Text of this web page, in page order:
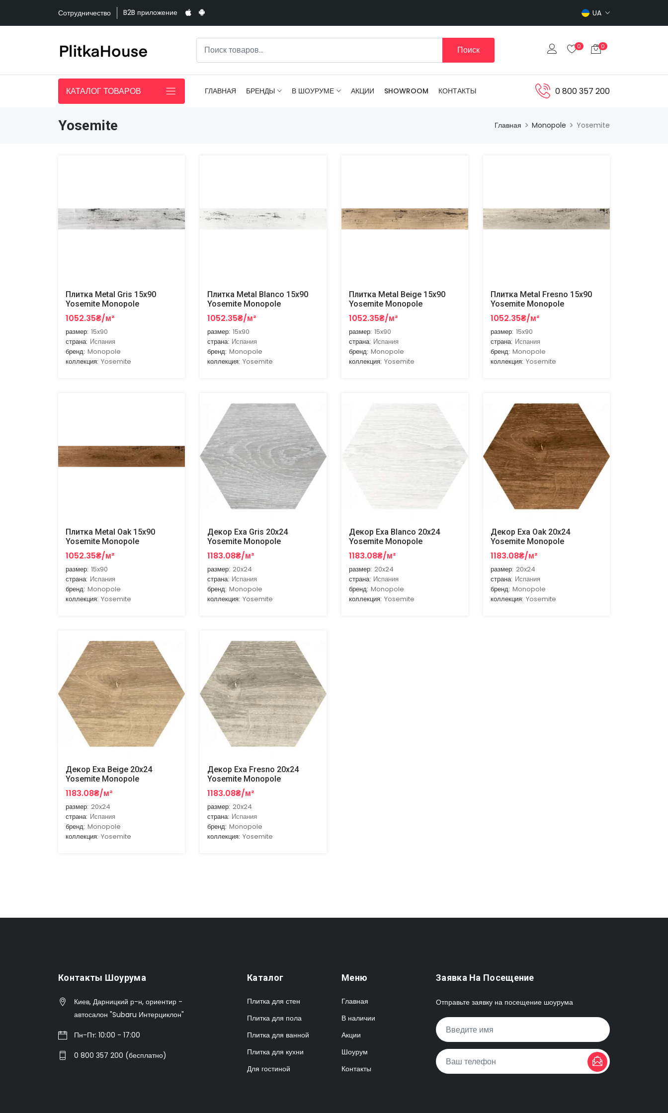
Сотрудничество B2B приложение UA
Поиск 0 0
КАТАЛОГ ТОВАРОВ ГЛАВНАЯ БРЕНДЫ В ШОУРУМЕ АКЦИИ SHOWROOM КОНТАКТЫ 0 800 357 200
Yosemite Главная Monopole Yosemite
Плитка Metal Gris 15x90
Yosemite Monopole
1052.35₴/м²
размер: 15x90
страна: Испания
бренд: Monopole
коллекция: Yosemite
Плитка Metal Blanco 15x90
Yosemite Monopole
1052.35₴/м²
размер: 15x90
страна: Испания
бренд: Monopole
коллекция: Yosemite
Плитка Metal Beige 15x90
Yosemite Monopole
1052.35₴/м²
размер: 15x90
страна: Испания
бренд: Monopole
коллекция: Yosemite
Плитка Metal Fresno 15x90
Yosemite Monopole
1052.35₴/м²
размер: 15x90
страна: Испания
бренд: Monopole
коллекция: Yosemite
Плитка Metal Oak 15x90
Yosemite Monopole
1052.35₴/м²
размер: 15x90
страна: Испания
бренд: Monopole
коллекция: Yosemite
Декор Exa Gris 20x24
Yosemite Monopole
1183.08₴/м²
размер: 20x24
страна: Испания
бренд: Monopole
коллекция: Yosemite
Декор Exa Blanco 20x24
Yosemite Monopole
1183.08₴/м²
размер: 20x24
страна: Испания
бренд: Monopole
коллекция: Yosemite
Декор Exa Oak 20x24
Yosemite Monopole
1183.08₴/м²
размер: 20x24
страна: Испания
бренд: Monopole
коллекция: Yosemite
Декор Exa Beige 20x24
Yosemite Monopole
1183.08₴/м²
размер: 20x24
страна: Испания
бренд: Monopole
коллекция: Yosemite
Декор Exa Fresno 20x24
Yosemite Monopole
1183.08₴/м²
размер: 20x24
страна: Испания
бренд: Monopole
коллекция: Yosemite
Контакты Шоурума
Киев, Дарницкий р-н, ориентир -
автосалон "Subaru Интерциклон"
Пн-Пт: 10:00 - 17:00
0 800 357 200 (бесплатно)
Каталог
Плитка для стен
Плитка для пола
Плитка для ванной
Плитка для кухни
Для гостиной
Меню
Главная
В наличии
Акции
Шоурум
Контакты
Заявка На Посещение
Отправьте заявку на посещение шоурума